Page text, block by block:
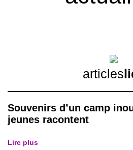
articles
Souvenirs d’un camp
jeunes racontent
Lire plus